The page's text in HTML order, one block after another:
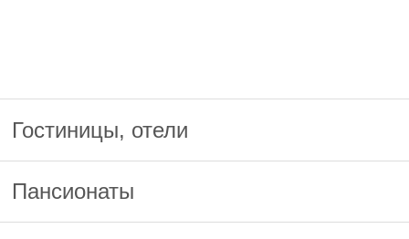
Гостиницы, отели
Пансионаты